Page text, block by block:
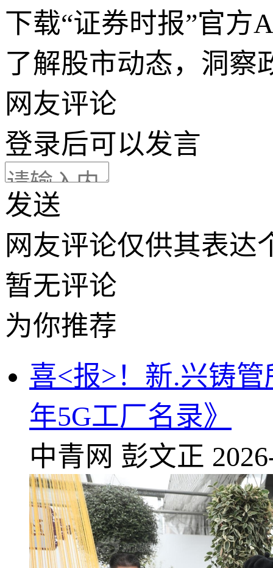
下载“证券时报”官方
了解股市动态，洞察
网友评论
登录后可以发言
发送
网友评论仅供其表达
暂无评论
为你推荐
喜<报>！新.兴铸
年5G工厂名录》
中青网 彭文正